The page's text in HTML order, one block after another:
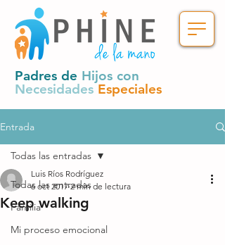
Padres de Hijos con
Necesidades Especiales
Entrada
Todas las entradas
Familia
Mi proceso emocional
Todas las entradas
Keep walking
Luis Ríos Rodríguez
6 oct 2017 2 min de lectura